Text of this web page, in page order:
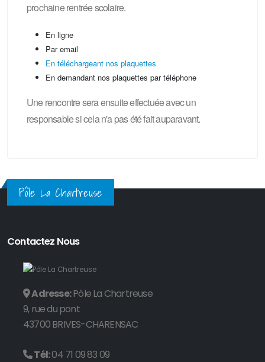
prochaine rentrée scolaire.
En ligne
Par email
En téléchargeant nos plaquettes
En demandant nos plaquettes par téléphone
Une rencontre sera ensuite effectuée avec un
responsable si cela n'a pas été fait auparavant.
Pôle La Chartreuse
Contactez Nous
Adresse:Pôle La Chartreuse
9, rue du pont
43700 BRIVES-CHARENSAC
Tél:04 71 09 83 09